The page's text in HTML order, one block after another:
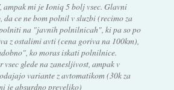
ampak mi je Ioniq 5 bolj vsec. Glavni
ce ne bom polnil v sluzbi (recimo za
na "javnih polnilnicah", ki pa so po
z ostalimi avti (cena goriva na 100km),
ko moras iskati polnilnice.
glede na zanesljivost, ampak v
variante z avtomatikom (30k za
je absurdno preveliko)